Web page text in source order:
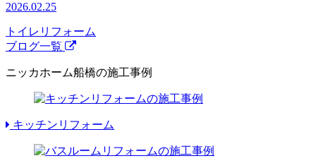
2026.02.25
トイレリフォーム
ブログ一覧
ニッカホーム船橋の施工事例
キッチンリフォーム